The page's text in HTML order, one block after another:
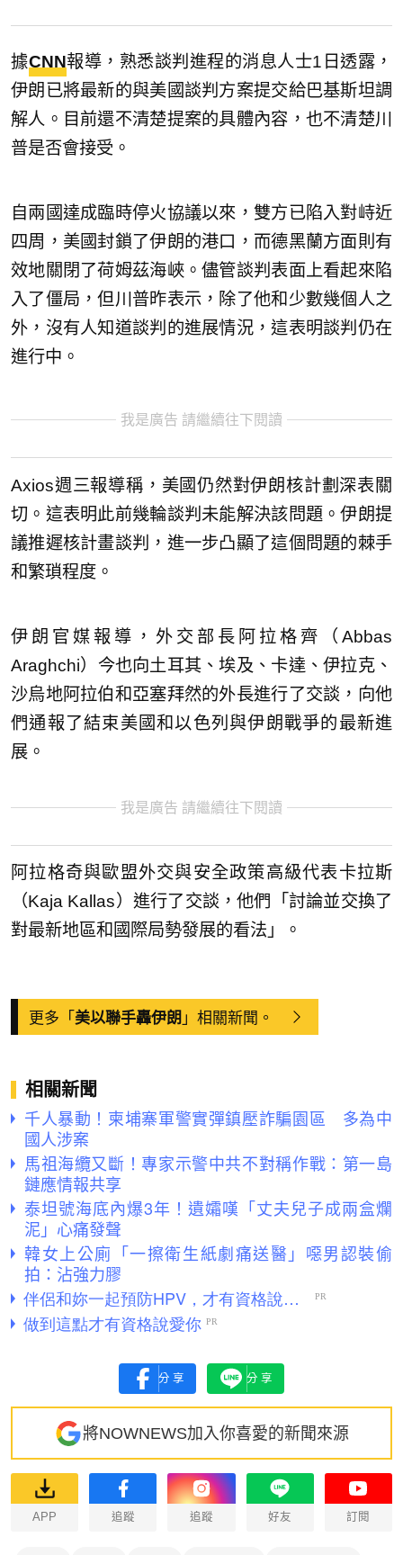
據CNN報導，熟悉談判進程的消息人士1日透露，
伊朗已將最新的與美國談判方案提交給巴基斯坦調
解人。目前還不清楚提案的具體內容，也不清楚川
普是否會接受。
自兩國達成臨時停火協議以來，雙方已陷入對峙近
四周，美國封鎖了伊朗的港口，而德黑蘭方面則有
效地關閉了荷姆茲海峽。儘管談判表面上看起來陷
入了僵局，但川普昨表示，除了他和少數幾個人之
外，沒有人知道談判的進展情況，這表明談判仍在
進行中。
我是廣告 請繼續往下閱讀
Axios週三報導稱，美國仍然對伊朗核計劃深表關
切。這表明此前幾輪談判未能解決該問題。伊朗提
議推遲核計畫談判，進一步凸顯了這個問題的棘手
和繁瑣程度。
伊朗官媒報導，外交部長阿拉格齊（Abbas
Araghchi）今也向土耳其、埃及、卡達、伊拉克、
沙烏地阿拉伯和亞塞拜然的外長進行了交談，向他
們通報了結束美國和以色列與伊朗戰爭的最新進
展。
我是廣告 請繼續往下閱讀
阿拉格奇與歐盟外交與安全政策高級代表卡拉斯
（Kaja Kallas）進行了交談，他們「討論並交換了
對最新地區和國際局勢發展的看法」。
更多「美以聯手轟伊朗」相關新聞。
相關新聞
千人暴動！柬埔寨軍警實彈鎮壓詐騙園區 多為中
國人涉案
馬祖海纜又斷！專家示警中共不對稱作戰：第一島
鏈應情報共享
泰坦號海底內爆3年！遺孀嘆「丈夫兒子成兩盒爛
泥」心痛發聲
韓女上公廁「一擦衛生紙劇痛送醫」噁男認裝偷
拍：沾強力膠
分享 分享
將NOWNEWS加入你喜愛的新聞來源
APP 追蹤 追蹤 好友 訂閱